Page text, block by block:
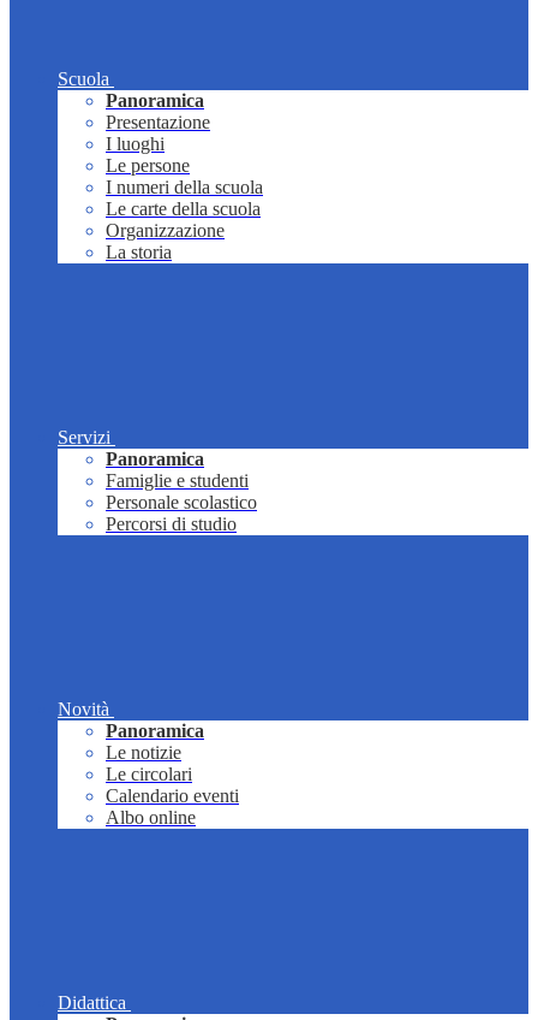
Scuola
Panoramica
Presentazione
I luoghi
Le persone
I numeri della scuola
Le carte della scuola
Organizzazione
La storia
Servizi
Panoramica
Famiglie e studenti
Personale scolastico
Percorsi di studio
Novità
Panoramica
Le notizie
Le circolari
Calendario eventi
Albo online
Didattica